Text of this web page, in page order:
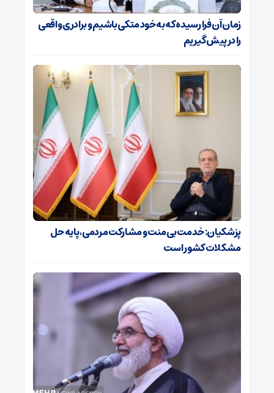
زمان آن فرا رسیده که به خود متکی باشیم و برادری واقعی
را در پیش گیریم
پزشکیان: خدمت بی‌منت و مشارکت مردمی، پایه حل
مشکلات کشور است